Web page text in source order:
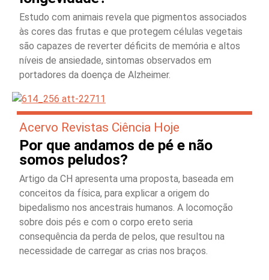
Estudo com animais revela que pigmentos associados
às cores das frutas e que protegem células vegetais
são capazes de reverter déficits de memória e altos
níveis de ansiedade, sintomas observados em
portadores da doença de Alzheimer.
Acervo Revistas Ciência Hoje
Por que andamos de pé e não
somos peludos?
Artigo da CH apresenta uma proposta, baseada em
conceitos da física, para explicar a origem do
bipedalismo nos ancestrais humanos. A locomoção
sobre dois pés e com o corpo ereto seria
consequência da perda de pelos, que resultou na
necessidade de carregar as crias nos braços.